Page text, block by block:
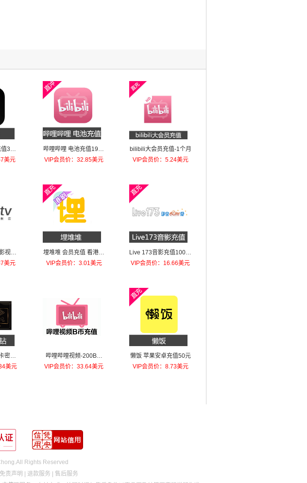
3个
美元
哔哩哔哩 电池充值1980
电池
VIP会员价：32.85美元
bilibili大会员充值-1个月
VIP会员价：5.24美元
视会
美元
埋堆堆 会员充值 看港剧
TVB30天月卡
VIP会员价：3.01美元
Live 173音影充值100元
（405点）
VIP会员价：16.66美元
密月
美元
哔哩哔哩视频-200B币
充值
VIP会员价：33.64美元
懒饭 苹果安卓充值50元
VIP会员价：8.73美元
Rights Reserved
免责声明 | 退款服务 | 售后服务